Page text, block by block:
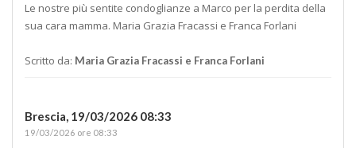
Le nostre più sentite condoglianze a Marco per la perdita della
sua cara mamma. Maria Grazia Fracassi e Franca Forlani
Scritto da: Maria Grazia Fracassi e Franca Forlani
Brescia, 19/03/2026 08:33
19/03/2026 ore 08:33